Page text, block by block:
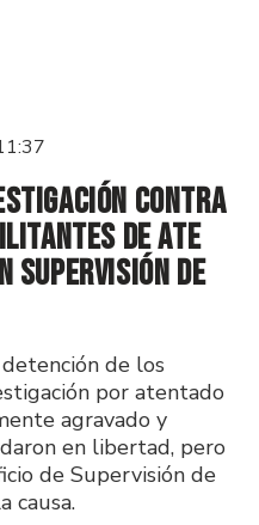
contra
de ATE
de
de los
por atentado
agravado y
en libertad, pero
de Supervisión de
causa.